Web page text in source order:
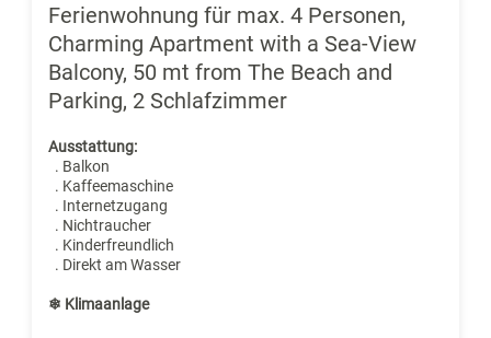
Ferienwohnung für max. 4 Personen,
Charming Apartment with a Sea-View
Balcony, 50 mt from The Beach and
Parking, 2 Schlafzimmer
Ausstattung:
. Balkon
. Kaffeemaschine
. Internetzugang
. Nichtraucher
. Kinderfreundlich
. Direkt am Wasser
❄ Klimaanlage